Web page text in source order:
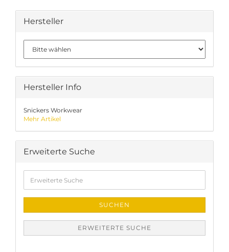
Hersteller
Hersteller Info
Snickers Workwear
Mehr Artikel
Erweiterte Suche
Suche
SUCHEN
ERWEITERTE SUCHE